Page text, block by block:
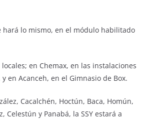
hará lo mismo, en el módulo habilitado
en Chemax, en las instalaciones
en Acanceh, en el Gimnasio de Box.
Cacalchén, Hoctún, Baca, Homún,
Celestún y Panabá, la SSY estará a